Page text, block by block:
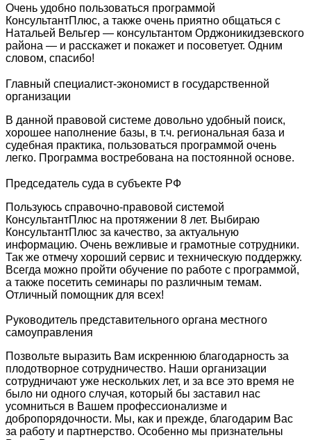
Очень удобно пользоваться программой
КонсультантПлюс, а также очень приятно общаться с
Натальей Вельгер — консультантом Орджоникидзевского
района — и расскажет и покажет и посоветует. Одним
словом, спасибо!
Главный специалист-экономист в государственной
организации
В данной правовой системе довольно удобный поиск,
хорошее наполнение базы, в т.ч. региональная база и
судебная практика, пользоваться программой очень
легко. Программа востребована на постоянной основе.
Председатель суда в субъекте РФ
Пользуюсь справочно-правовой системой
КонсультантПлюс на протяжении 8 лет. Выбираю
КонсультантПлюс за качество, за актуальную
информацию. Очень вежливые и грамотные сотрудники.
Так же отмечу хороший сервис и техническую поддержку.
Всегда можно пройти обучение по работе с программой,
а также посетить семинары по различным темам.
Отличный помощник для всех!
Руководитель представительного органа местного
самоуправления
Позвольте выразить Вам искреннюю благодарность за
плодотворное сотрудничество. Наши организации
сотрудничают уже нескольких лет, и за все это время не
было ни одного случая, который бы заставил нас
усомниться в Вашем профессионализме и
добропорядочности. Мы, как и прежде, благодарим Вас
за работу и партнерство. Особенно мы признательны